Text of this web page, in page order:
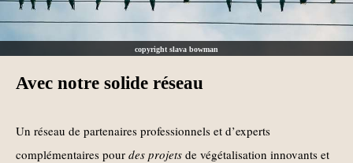
copyright slava bowman
Avec notre solide réseau
Un réseau de partenaires professionnels et d’experts
complémentaires pour des projets de végétalisation innovants et